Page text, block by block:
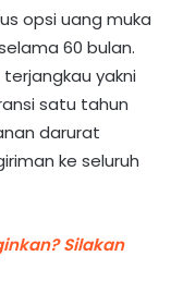
opsi uang muka
60 bulan.
yakni
satu tahun
darurat
ke seluruh
Silakan